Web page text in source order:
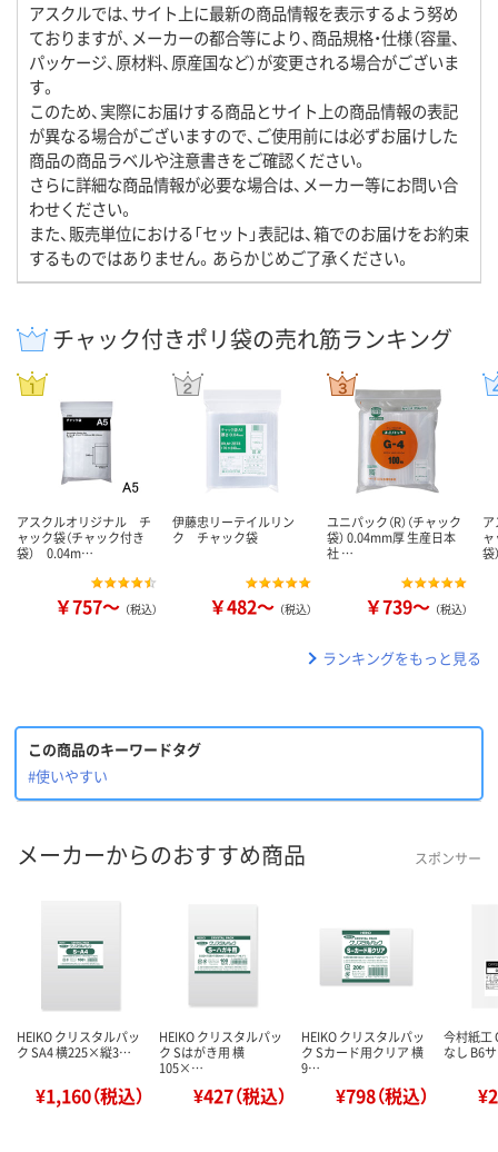
アスクルでは、サイト上に最新の商品情報を表示するよう努め
ておりますが、メーカーの都合等により、商品規格・仕様（容量、
パッケージ、原材料、原産国など）が変更される場合がございま
す。
このため、実際にお届けする商品とサイト上の商品情報の表記
が異なる場合がございますので、ご使用前には必ずお届けした
商品の商品ラベルや注意書きをご確認ください。
さらに詳細な商品情報が必要な場合は、メーカー等にお問い合
わせください。
また、販売単位における「セット」表記は、箱でのお届けをお約束
するものではありません。あらかじめご了承ください。
チャック付きポリ袋の売れ筋ランキング
アスクルオリジナル チ
ャック袋（チャック付き
袋） 0.04m…
￥757～ （税込）
伊藤忠リーテイルリン
ク チャック袋
￥482～ （税込）
ユニパック（R）（チャック
袋） 0.04mm厚 生産日本
社 …
￥739～ （税込）
ャ
ランキングをもっと見る
この商品のキーワードタグ
#使いやすい
メーカーからのおすすめ商品 スポンサー
HEIKO クリスタルパッ
ク SA4 横225×縦3…
¥1,160（税込）
HEIKO クリスタルパッ
ク Sはがき用 横
105×…
¥427（税込）
HEIKO クリスタルパッ
ク Sカード用クリア 横
9…
¥798（税込）
今村紙工
なし B6